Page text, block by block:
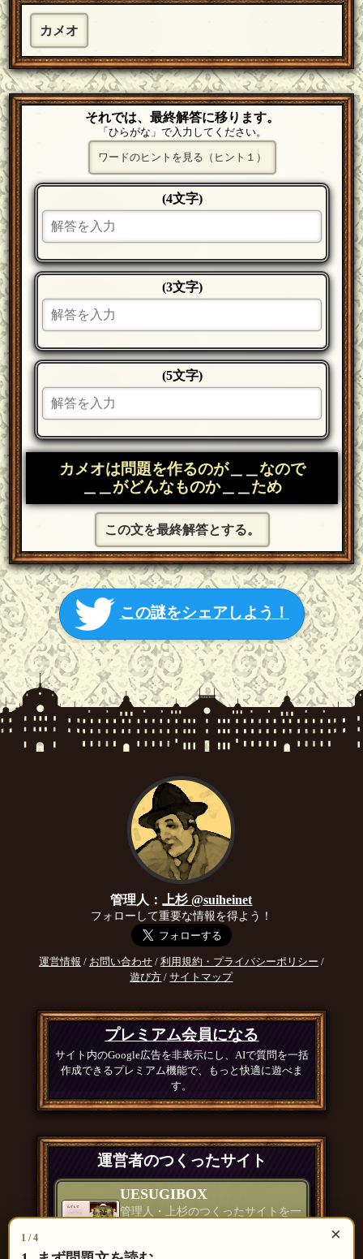
×
1 / 4
カメオ
それでは、最終解答に移ります。
「ひらがな」で入力してください。
ワードのヒントを見る（ヒント１）
(4文字)
(3文字)
(5文字)
カメオは問題を作るのが＿＿ なので
がどんなものか＿＿ ため
この文を最終解答とする。
この謎をシェアしよう！
管理人：上杉 @suiheinet
フォローして重要な情報を得よう！
運営情報 / お問い合わせ/ 利用規約・プライバシーポリシー /
遊び方 /サイトマップ
プレミアム会員になる
サイト内のGoogle広告を非表示にし、AIで質問を一括
作成できるプレミアム機能で、もっと快適に遊べま
す。
運営者のつくったサイト
UESUGIBOX
管理人・上杉のつくったサイトを一
つくったもの一覧 ＞